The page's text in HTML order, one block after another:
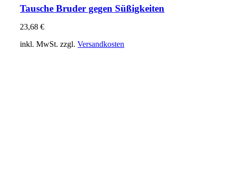
Tausche Bruder gegen Süßigkeiten
23,68€
inkl. MwSt. zzgl.Versandkosten